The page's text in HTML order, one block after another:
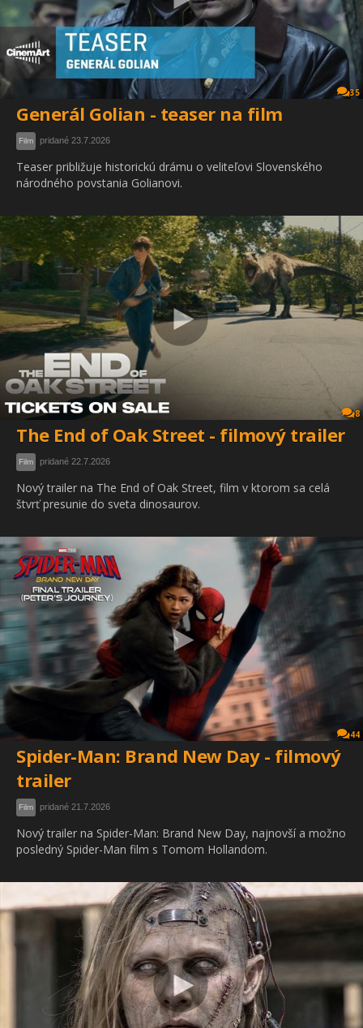
35
Generál Golian - teaser na film
Film pridané 23.7.2026
Teaser približuje historickú drámu o veliteľovi Slovenského
národného povstania Golianovi.
8
The End of Oak Street - filmový trailer
Film pridané 22.7.2026
Nový trailer na The End of Oak Street, film v ktorom sa celá
štvrť presunie do sveta dinosaurov.
44
Spider-Man: Brand New Day - filmový
trailer
Film pridané 21.7.2026
Nový trailer na Spider-Man: Brand New Day, najnovší a možno
posledný Spider-Man film s Tomom Hollandom.